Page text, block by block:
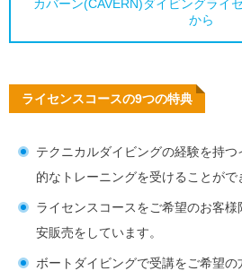
カバーン(CAVERN)ダイビングライ
から
ライセンスコースの9つの特典
テクニカルダイビングの経験を持
的なトレーニングを受けることがで
ライセンスコースをご希望のお客
安販売をしています。
ボートダイビングで受講をご希望